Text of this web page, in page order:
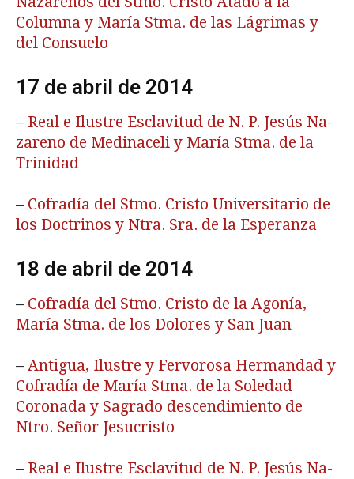
Columna y María Stma. de las Lágrimas y
del Consuelo
17 de abril de 2014
– Real e Ilustre Esclavitud de N. P. Jesús Na­
zareno de Medinaceli y María Stma. de la
Trinidad
– Cofradía del Stmo. Cristo Universitario de
los Doctrinos y Ntra. Sra. de la Esperanza
18 de abril de 2014
– Cofradía del Stmo. Cristo de la Agonía,
María Stma. de los Dolores y San Juan
– Antigua, Ilustre y Fervorosa Hermandad y
Cofradía de María Stma. de la Soledad
Coronada y Sagrado descendimiento de
Ntro. Señor Jesucristo
– Real e Ilustre Esclavitud de N. P. Jesús Na­